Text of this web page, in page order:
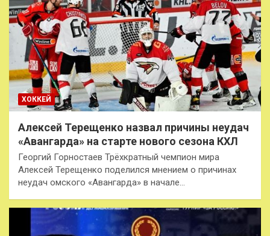
ХОККЕЙ
Алексей Терещенко назвал причины неудач
«Авангарда» на старте нового сезона КХЛ
Георгий Горностаев Трёхкратный чемпион мира
Алексей Терещенко поделился мнением о причинах
неудач омского «Авангарда» в начале…